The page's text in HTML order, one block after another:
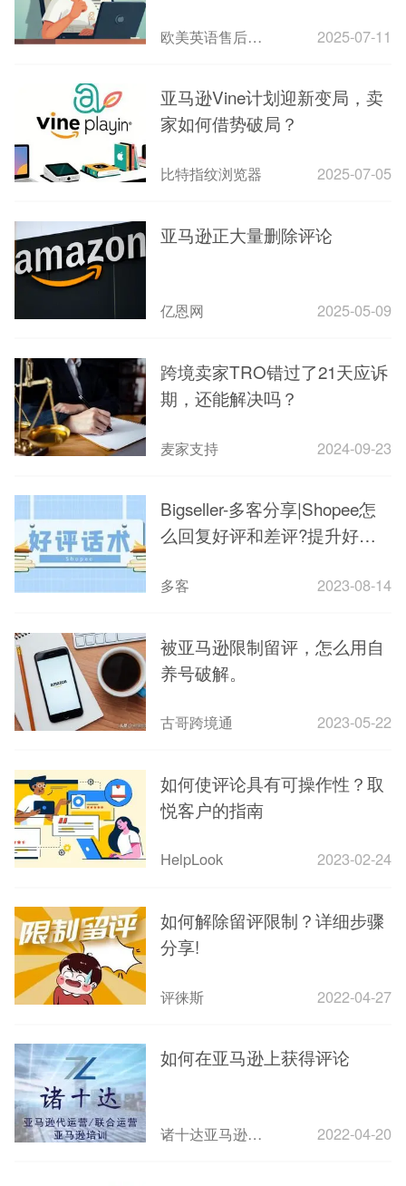
欧美英语售后客服外包 2025-07-11
亚马逊Vine计划迎新变局，卖
家如何借势破局？
比特指纹浏览器 2025-07-05
亚马逊正大量删除评论
亿恩网 2025-05-09
跨境卖家TRO错过了21天应诉
期，还能解决吗？
麦家支持 2024-09-23
Bigseller-多客分享|Shopee怎
么回复好评和差评?提升好评
多客 2023-08-14
被亚马逊限制留评，怎么用自
养号破解。
古哥跨境通 2023-05-22
如何使评论具有可操作性？取
悦客户的指南
HelpLook 2023-02-24
如何解除留评限制？详细步骤
分享!
评徕斯 2022-04-27
如何在亚马逊上获得评论
诸十达亚马逊跨境电商 2022-04-20